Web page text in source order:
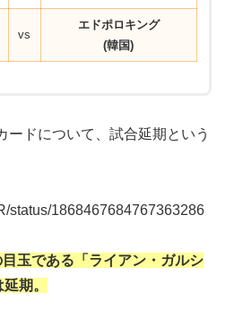
vs
エドポロキング
(韓国)
ードについて、試合延期という
status/1868467684767363286
玉である「ライアン・ガルシ
期。